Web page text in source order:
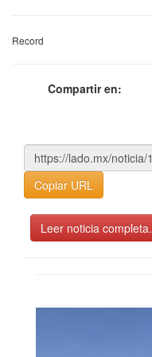
Record
Compartir en:
Copiar URL
Leer noticia completa.